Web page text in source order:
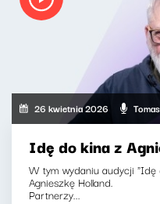
26 kwietnia 2026
Idę do kina z
W tym wydaniu audycji "Idę
Agnieszkę Holland.
Partnerzy...